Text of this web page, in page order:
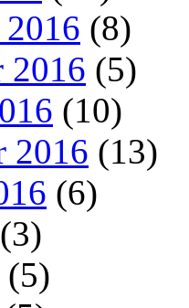
2016 (8)
2016 (5)
(10)
2016 (13)
(6)
(3)
(5)